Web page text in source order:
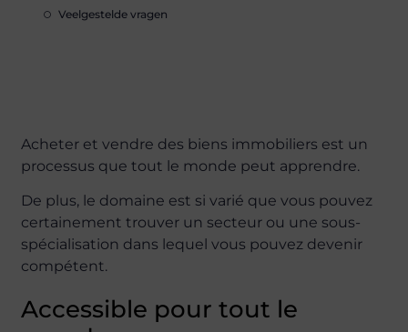
Veelgestelde vragen
Acheter et vendre des biens immobiliers est un
processus que tout le monde peut apprendre.
De plus, le domaine est si varié que vous pouvez
certainement trouver un secteur ou une sous-
spécialisation dans lequel vous pouvez devenir
compétent.
Accessible pour tout le